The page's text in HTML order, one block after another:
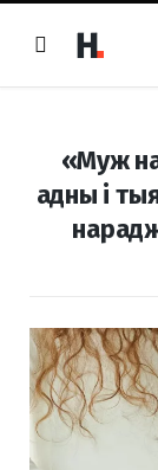
«Муж
адны і